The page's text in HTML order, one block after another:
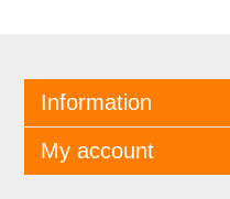
Information
My account